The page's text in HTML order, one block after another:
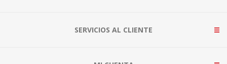
SERVICIOS AL CLIENTE